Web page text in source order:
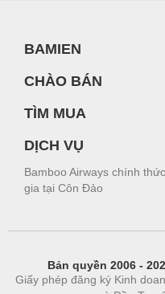
BAMIEN
CHÀO BÁN
TÌM MUA
DỊCH VỤ
Bamboo Airways chính
gia tại Côn Đảo
Bản quyền 2006 -
Giấy phép đăng ký Kinh